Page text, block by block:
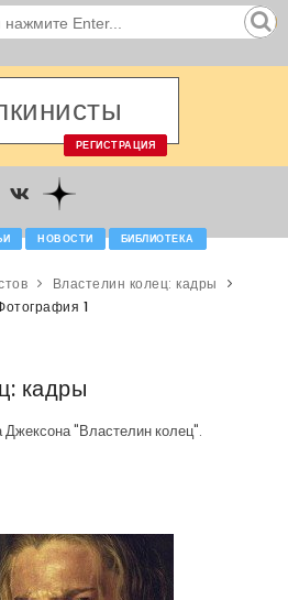
РЕГИСТРАЦИЯ
НОВОСТИ БИБЛИОТЕКА
Властелин колец: кадры
1
кадры
Джексона "Властелин колец".